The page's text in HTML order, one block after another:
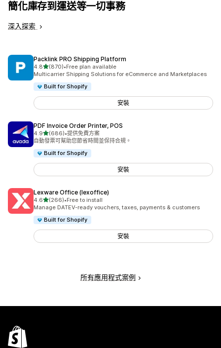
簡化庫存到運送等一切事務
深入探索
Packlink PRO Shipping Platform
4.8滿分 5 顆星
(870)
共有 870 則評價
•Free plan available
Multicarrier Shipping Solutions for eCommerce and Marketplaces
Built for Shopify
安裝
PDF Invoice Order Printer, POS
4.9滿分 5 顆星
(686)
共有 686 則評價
•提供免費方案
自動發票可幫助您節省時間並保持合規。
Built for Shopify
安裝
Lexware Office (lexoffice)
4.6滿分 5 顆星
(266)
共有 266 則評價
•Free to install
Manage DATEV-ready vouchers, taxes, payments & customers
Built for Shopify
安裝
所有應用程式案例